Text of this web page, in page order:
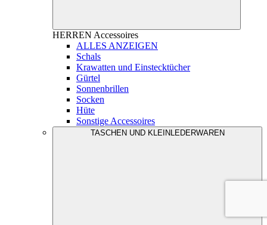
HERREN Accessoires
ALLES ANZEIGEN
Schals
Krawatten und Einstecktücher
Gürtel
Sonnenbrillen
Socken
Hüte
Sonstige Accessoires
TASCHEN UND KLEINLEDERWAREN